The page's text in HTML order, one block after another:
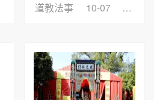
：2
道教法事
10-07 浏览